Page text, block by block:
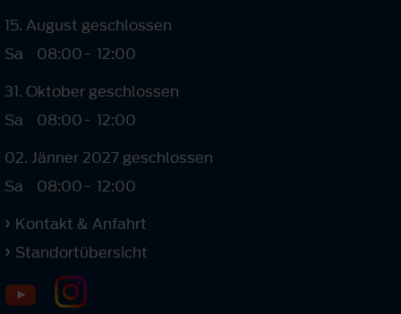
15. August geschlossen
Sa
08:00- 12:00
31. Oktober geschlossen
Sa
08:00- 12:00
02. Jänner 2027 geschlossen
Sa
08:00- 12:00
Kontakt & Anfahrt
Standortübersicht